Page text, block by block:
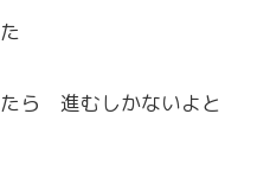
ら 進むしかないよと